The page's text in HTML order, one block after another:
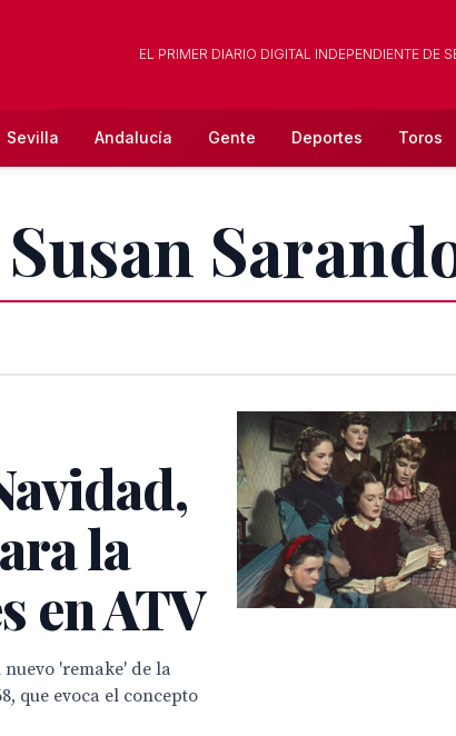
EL PRIMER DIARIO DIGITAL INDEPENDIENTE DE
Sevilla Andalucía Gente Deportes Toros
la
en ATV
'remake' de la
que evoca el concepto